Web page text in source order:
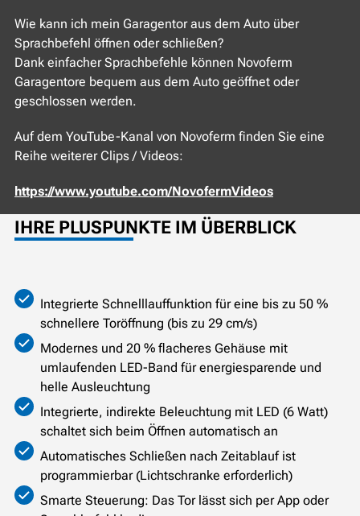
Wie kann ich mein Garagentor aus dem Auto über
Sprachbefehl öffnen oder schließen?
Dank einfacher Sprachbefehle können Novoferm
Garagentore bequem aus dem Auto geöffnet oder
geschlossen werden.
Auf dem YouTube-Kanal von Novoferm finden Sie eine
Reihe weiterer Clips / Videos:
https://www.youtube.com/NovofermVideos
IHRE PLUSPUNKTE IM ÜBERBLICK
Integrierte Schnelllauffunktion für eine bis zu 50 %
schnellere Toröffnung (bis zu 29 cm/s)
Modernes und 20 % flacheres Gehäuse mit
umlaufenden LED-Band für energiesparende und
helle Ausleuchtung
Integrierte, indirekte Beleuchtung mit LED (6 Watt)
schaltet sich beim Öffnen automatisch an
Automatisches Schließen nach Zeitablauf ist
programmierbar (Lichtschranke erforderlich)
Smarte Steuerung: Das Tor lässt sich per App oder